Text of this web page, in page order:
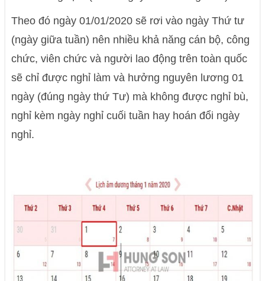
Theo đó ngày 01/01/2020 sẽ rơi vào ngày Thứ tư
(ngày giữa tuần) nên nhiều khả năng cán bộ, công
chức, viên chức và người lao động trên toàn quốc
sẽ chỉ được nghỉ làm và hưởng nguyên lương 01
ngày (đúng ngày thứ Tư) mà không được nghỉ bù,
nghỉ kèm ngày nghỉ cuối tuần hay hoán đổi ngày
nghỉ.